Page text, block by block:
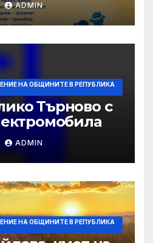
ADMIN
НА ОБЩИНИТЕ В РЕПУБЛИКА
Търново с
ADMIN
НА ОБЩИНИТЕ В РЕПУБЛИКА